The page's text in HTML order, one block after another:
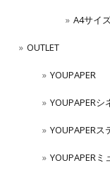
A4サイ
OUTLET
YOUPAPER
YOUPAPERシ
YOUPAPERス
YOUPAPERミ